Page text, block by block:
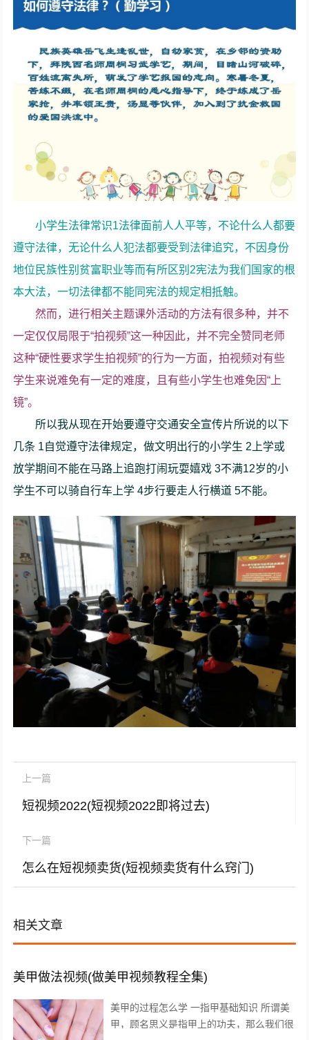
小学生法律常识1法律面前人人平等，不论什么人都要
遵守法律，无论什么人犯法都要受到法律追究，不因身份
地位民族性别贫富职业等而有所区别2宪法为我们国家的根
本大法，一切法律都不能同宪法的规定相抵触。
然而，进行相关主题课外活动的方法有很多种，并不
一定仅仅局限于“拍视频”这一种因此，并不完全赞同老师
这种“硬性要求学生拍视频”的行为一方面，拍视频对有些
学生来说难免有一定的难度，且有些小学生也难免因“上
镜”。
所以我从现在开始要遵守交通安全宣传片所说的以下
几条 1自觉遵守法律规定，做文明出行的小学生 2上学或
放学期间不能在马路上追跑打闹玩耍嬉戏 3不满12岁的小
学生不可以骑自行车上学 4步行要走人行横道 5不能。
上一篇
短视频2022(短视频2022即将过去)
下一篇
怎么在短视频卖货(短视频卖货有什么窍门)
相关文章
美甲做法视频(做美甲视频教程全集)
美甲的过程怎么学 一指甲基础知识 所谓美
甲，顾名思义是指甲上的功夫，那么我们很